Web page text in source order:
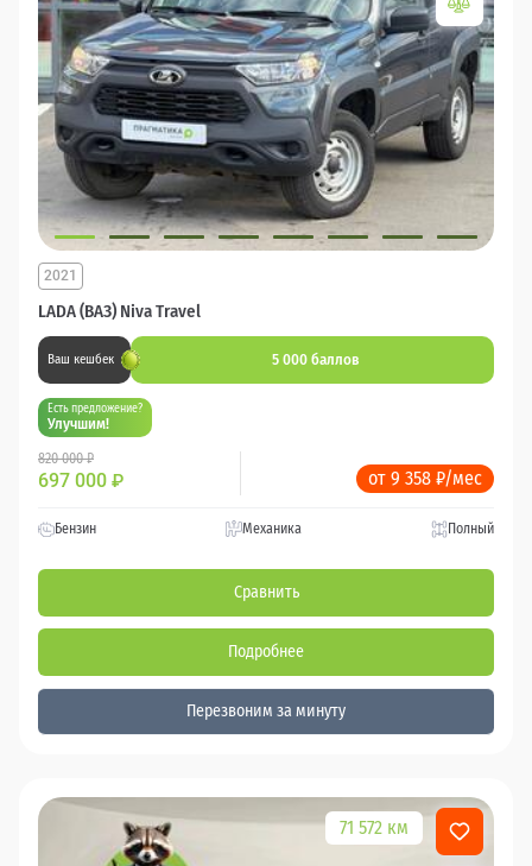
LADA (ВАЗ) Niva Travel
2021
Ваш кешбек 5 000 баллов
Есть предложение?
Улучшим!
820 000 ₽
697 000 ₽ от 9 358 ₽/мес
Бензин Механика Полный
Сравнить
Подробнее
Перезвоним за минуту
71 572 км